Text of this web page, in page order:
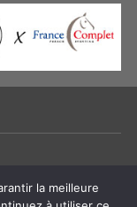
la meilleure